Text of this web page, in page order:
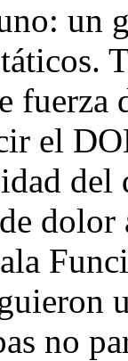
un
fuerza
el
no